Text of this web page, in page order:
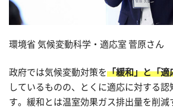
環境省 気候変動科学・適応室 菅原さん
政府では気候変動対策を「緩和」と「適
しているものの、とくに適応に対する認
す。緩和とは温室効果ガス排出量を削減